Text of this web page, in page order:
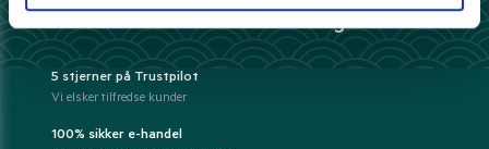
Derfor har 10.000+ madelskere valgt Pandasia.dk
5 stjerner på Trustpilot
Vi elsker tilfredse kunder
100% sikker e-handel